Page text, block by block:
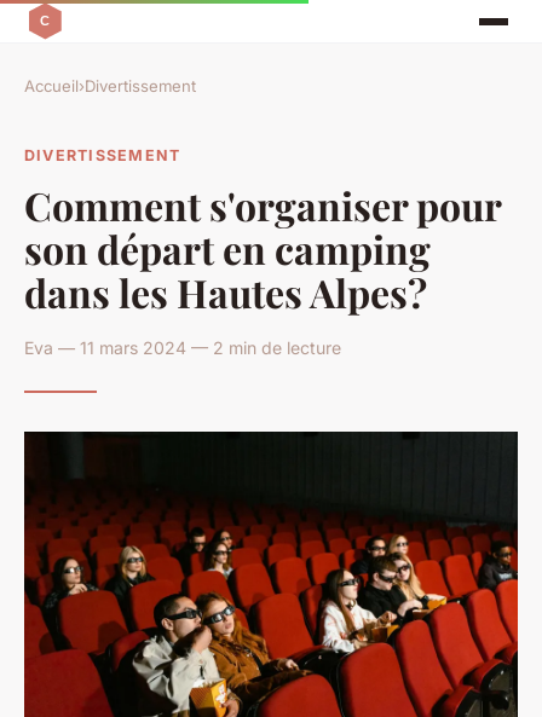
Accueil›Divertissement
DIVERTISSEMENT
Comment s'organiser pour
son départ en camping
dans les Hautes Alpes?
Eva — 11 mars 2024 — 2 min de lecture